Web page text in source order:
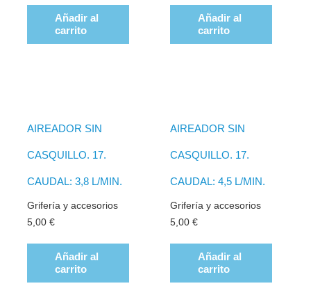
Añadir al
carrito
Añadir al
carrito
AIREADOR SIN
CASQUILLO. 17.
CAUDAL: 3,8 L/MIN.
Grifería y accesorios
5,00€
Añadir al
carrito
AIREADOR SIN
CASQUILLO. 17.
CAUDAL: 4,5 L/MIN.
Grifería y accesorios
5,00 €
Añadir al
carrito